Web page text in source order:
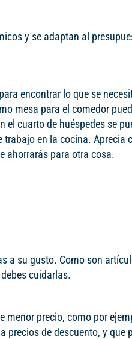
y se adaptan al
encontrar lo que se
mesa para el comedor
el cuarto de huéspedes se
en la cocina. Aprecia
ahorrarás para otra cosa.
a su gusto. Como son
cuidarlas.
menor precio, como por
precios de descuento, y que